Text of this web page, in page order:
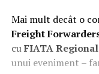
Mai mult decât o
Freight
cuFIATA
unui eveniment –